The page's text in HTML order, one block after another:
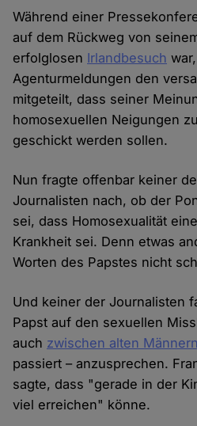
Während einer
auf dem Rückweg von
erfolglosen Irlandbesuch
Agenturmeldungen den
mitgeteilt, dass seiner
homosexuellen Neigungen
geschickt werden sollen.
Nun fragte offenbar keiner
Journalisten nach, ob der
sei, dass Homosexualität
Krankheit sei. Denn etwas
Worten des Papstes nicht
Und keiner der Journalisten
Papst auf den sexuellen
auch zwischen alten
passiert – anzusprechen.
sagte, dass "gerade in der
viel erreichen" könne.